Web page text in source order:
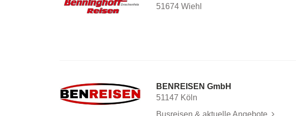
51674 Wiehl
BENREISEN GmbH
51147 Köln
Busreisen & aktuelle Angebote